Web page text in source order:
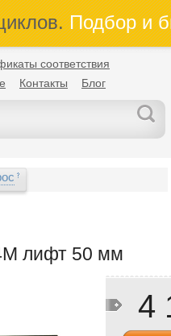
Подбор и
соответствия
Контакты Блог
лифт 50 мм
4